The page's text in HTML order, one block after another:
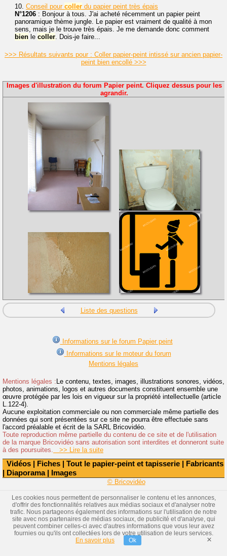
Vidéos | Fiches | Tout le papier-peint et tapisserie | Fabricants
| Diaporama| Images
10. Conseil pour coller du papier peint très épais
N°1206 : Bonjour à tous. J'ai acheté récemment un papier peint
panoramique thème jungle. Le papier est vraiment de qualité à mon
sens, mais je le trouve très épais. Je me demande donc comment
bien le coller. Dois-je faire...
>>> Résultats suivants pour : Coller papier-peint intissé sur ancien papier-
peint bien encollé >>>
Images d'illustration du forum Papier peint. Cliquez dessus pour les
agrandir.
Liste des questions
Informations sur le forum Papier peint
Informations sur le moteur du forum
Mentions légales
Mentions légales : Le contenu, textes, images, illustrations sonores, vidéos,
photos, animations, logos et autres documents constituent ensemble une
œuvre protégée par les lois en vigueur sur la propriété intellectuelle (article
L.122-4).
Aucune exploitation commerciale ou non commerciale même partielle des
données qui sont présentées sur ce site ne pourra être effectuée sans
l'accord préalable et écrit de la SARL Bricovidéo.
Toute reproduction même partielle du contenu de ce site et de l'utilisation
de la marque Bricovidéo sans autorisation sont interdites et donneront suite
à des poursuites. >> Lire la suite
© Bricovidéo
Les cookies nous permettent de personnaliser le contenu et les annonces,
d'offrir des fonctionnalités relatives aux médias sociaux et d'analyser notre
trafic. Nous partageons également des informations sur l'utilisation de notre
site avec nos partenaires de médias sociaux, de publicité et d'analyse, qui
peuvent combiner celles-ci avec d'autres informations que vous leur avez
fournies ou qu'ils ont collectées lors de votre utilisation de leurs services.
En savoir plus
Ok ×